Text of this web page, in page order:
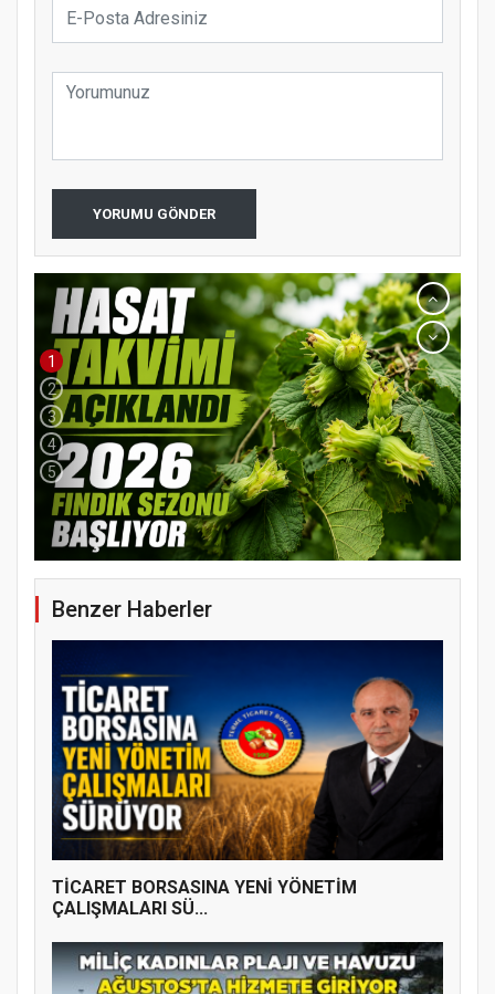
YORUMU GÖNDER
YENİ PARTİ TERME İLÇE BAŞKANLIĞINDA
ÜYE KATILIM PROGRAMI
1
2
3
4
5
Benzer Haberler
TİCARET BORSASINA YENİ YÖNETİM
ÇALIŞMALARI SÜ...